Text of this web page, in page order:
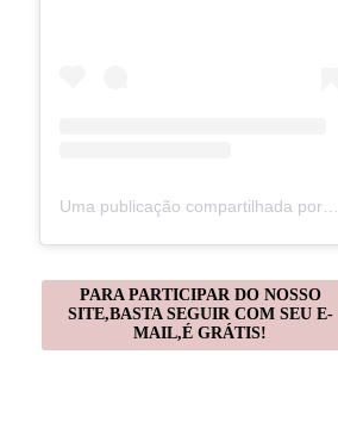
Uma publicação compartilhada por Christiane Gonçalves (@artecomquiane)
PARA PARTICIPAR DO NOSSO
SITE,BASTA SEGUIR COM SEU E-
MAIL,É GRÁTIS!